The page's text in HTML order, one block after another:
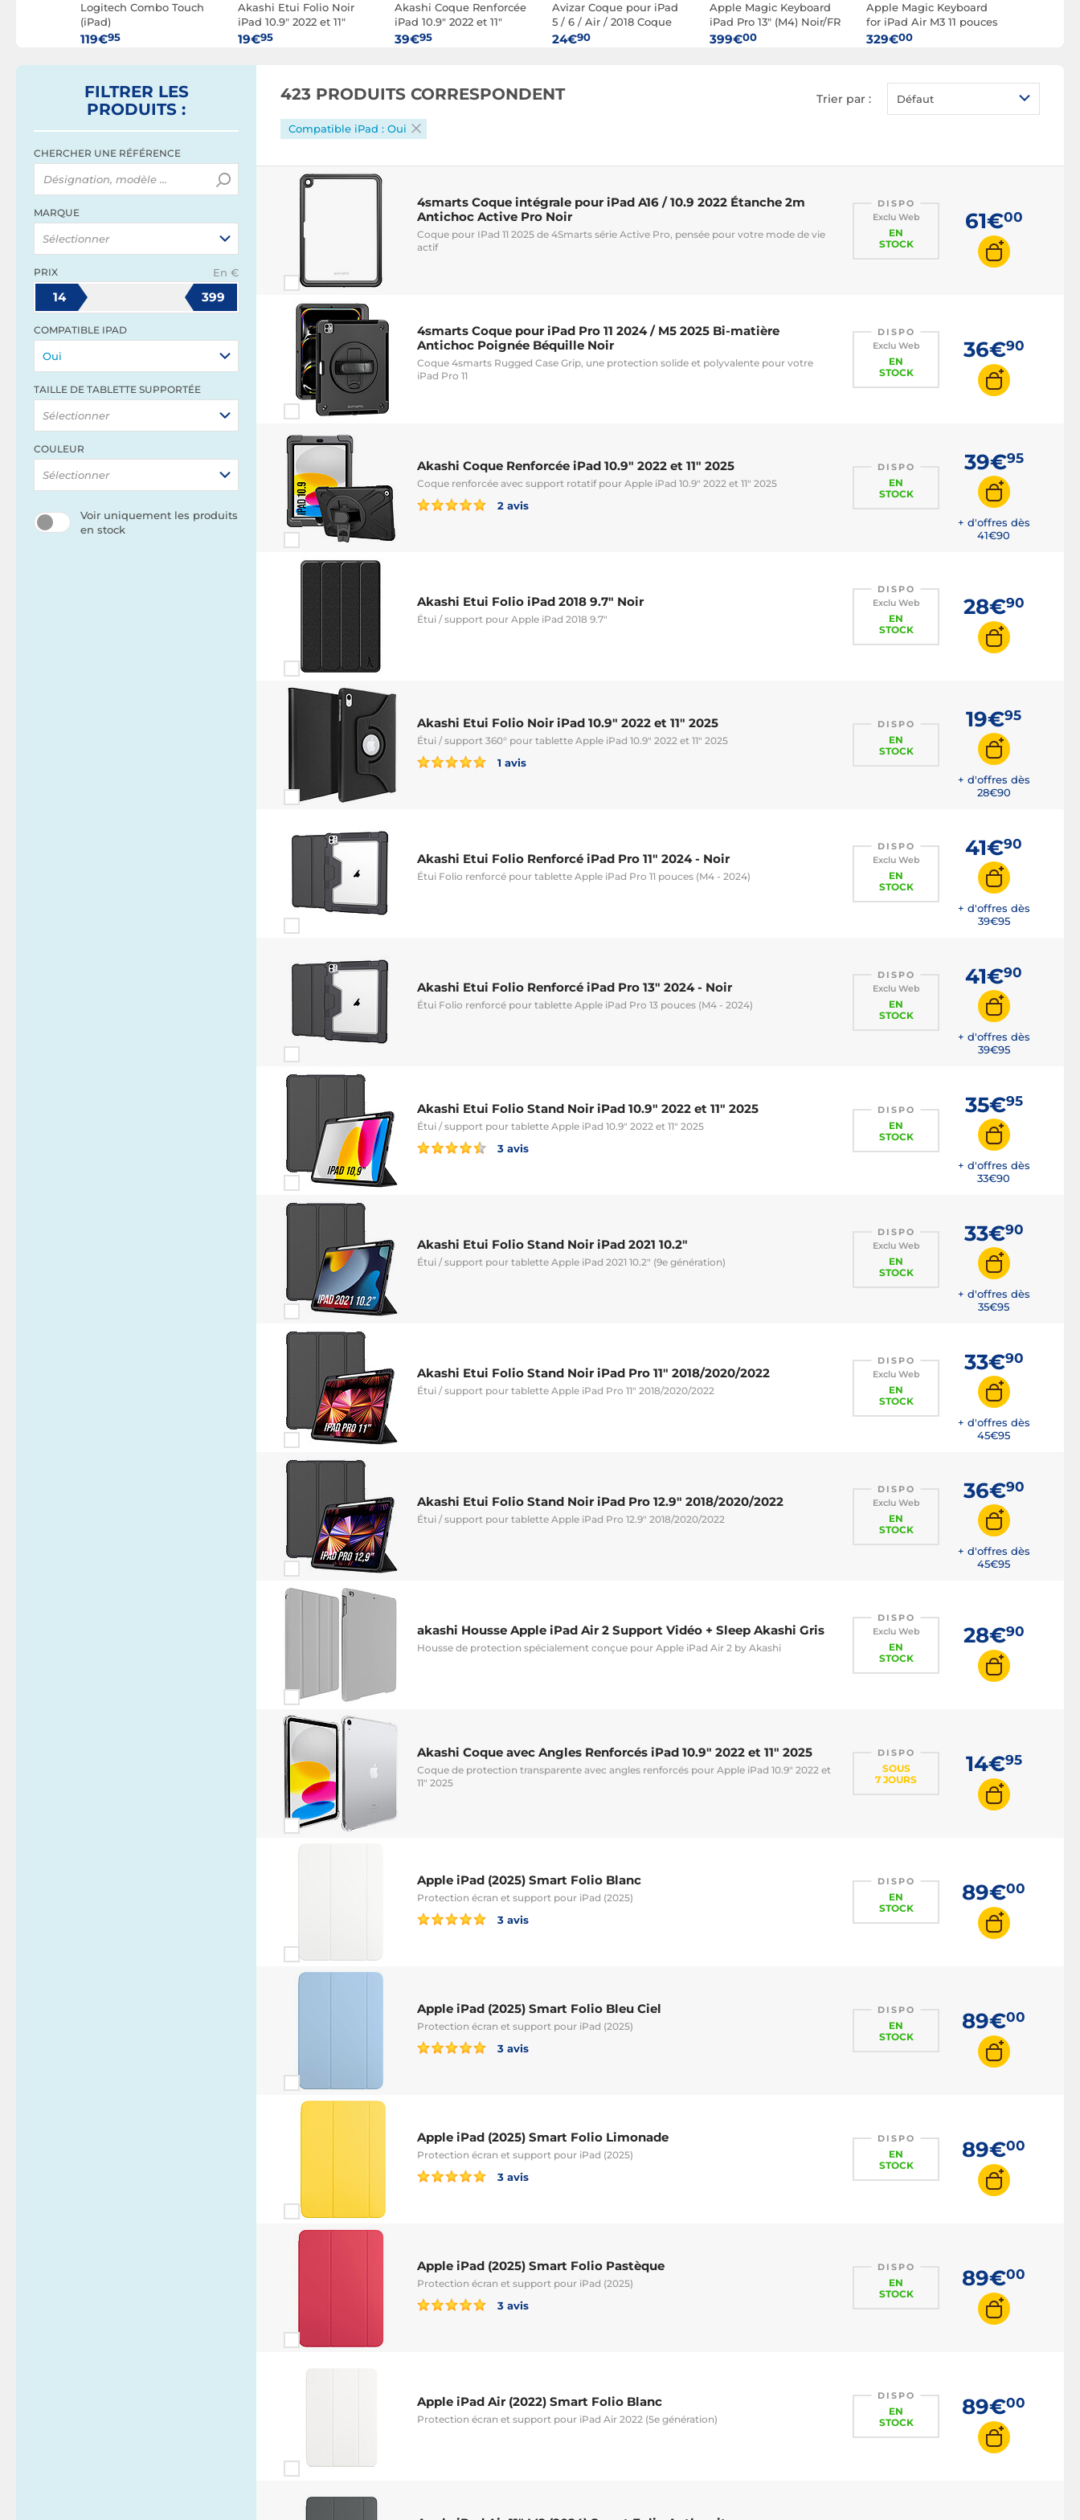
Logitech Combo Touch
(iPad)
119€95
Akashi Etui Folio Noir
iPad 10.9" 2022 et 11"
2025
19€95
Akashi Coque Renforcée
iPad 10.9" 2022 et 11"
2025
39€95
Avizar Coque pour iPad
5 / 6 / Air / 2018 Coque
pour Antichocs renforcé
24€90
Apple Magic Keyboard
iPad Pro 13" (M4) Noir/FR
(MWR53F/A)
399€00
Apple Magic Keyboard
for iPad Air M3 11 pouces
(2025) Français (Blanc)
329€00
FILTRER LES
PRODUITS :
CHERCHER UNE RÉFÉRENCE
MARQUE
Sélectionner
PRIX En €
14 399
COMPATIBLE IPAD
Oui
TAILLE DE TABLETTE SUPPORTÉE
Sélectionner
COULEUR
Sélectionner
Voir uniquement les produits
en stock
423 PRODUITS CORRESPONDENT Trier par : Défaut
Compatible iPad : Oui
4smarts Coque intégrale pour iPad A16 / 10.9 2022 Étanche 2m
Antichoc Active Pro Noir
Coque pour IPad 11 2025 de 4Smarts série Active Pro, pensée pour votre mode de vie
actif
DISPO
Exclu Web
EN
STOCK
61€00
4smarts Coque pour iPad Pro 11 2024 / M5 2025 Bi-matière
Antichoc Poignée Béquille Noir
Coque 4smarts Rugged Case Grip, une protection solide et polyvalente pour votre
iPad Pro 11
DISPO
Exclu Web
EN
STOCK
36€90
Akashi Coque Renforcée iPad 10.9" 2022 et 11" 2025
Coque renforcée avec support rotatif pour Apple iPad 10.9" 2022 et 11" 2025
2 avis
DISPO
EN
STOCK
39€95
+ d'offres dès
41€90
Akashi Etui Folio iPad 2018 9.7" Noir
Étui / support pour Apple iPad 2018 9.7"
DISPO
Exclu Web
EN
STOCK
28€90
Akashi Etui Folio Noir iPad 10.9" 2022 et 11" 2025
Étui / support 360° pour tablette Apple iPad 10.9" 2022 et 11" 2025
1 avis
DISPO
EN
STOCK
19€95
+ d'offres dès
28€90
Akashi Etui Folio Renforcé iPad Pro 11" 2024 - Noir
Étui Folio renforcé pour tablette Apple iPad Pro 11 pouces (M4 - 2024)
DISPO
Exclu Web
EN
STOCK
41€90
+ d'offres dès
39€95
Akashi Etui Folio Renforcé iPad Pro 13" 2024 - Noir
Étui Folio renforcé pour tablette Apple iPad Pro 13 pouces (M4 - 2024)
DISPO
Exclu Web
EN
STOCK
41€90
+ d'offres dès
39€95
Akashi Etui Folio Stand Noir iPad 10.9" 2022 et 11" 2025
Étui / support pour tablette Apple iPad 10.9" 2022 et 11" 2025
3 avis
DISPO
EN
STOCK
35€95
+ d'offres dès
33€90
Akashi Etui Folio Stand Noir iPad 2021 10.2"
Étui / support pour tablette Apple iPad 2021 10.2" (9e génération)
DISPO
Exclu Web
EN
STOCK
33€90
+ d'offres dès
35€95
Akashi Etui Folio Stand Noir iPad Pro 11" 2018/2020/2022
Étui / support pour tablette Apple iPad Pro 11" 2018/2020/2022
DISPO
Exclu Web
EN
STOCK
33€90
+ d'offres dès
45€95
Akashi Etui Folio Stand Noir iPad Pro 12.9" 2018/2020/2022
Étui / support pour tablette Apple iPad Pro 12.9" 2018/2020/2022
DISPO
Exclu Web
EN
STOCK
36€90
+ d'offres dès
45€95
akashi Housse Apple iPad Air 2 Support Vidéo + Sleep Akashi Gris
Housse de protection spécialement conçue pour Apple iPad Air 2 by Akashi
DISPO
Exclu Web
EN
STOCK
28€90
Akashi Coque avec Angles Renforcés iPad 10.9" 2022 et 11" 2025
Coque de protection transparente avec angles renforcés pour Apple iPad 10.9" 2022 et
11" 2025
DISPO
SOUS
7 JOURS
14€95
Apple iPad (2025) Smart Folio Blanc
Protection écran et support pour iPad (2025)
3 avis
DISPO
EN
STOCK
89€00
Apple iPad (2025) Smart Folio Bleu Ciel
Protection écran et support pour iPad (2025)
3 avis
DISPO
EN
STOCK
89€00
Apple iPad (2025) Smart Folio Limonade
Protection écran et support pour iPad (2025)
3 avis
DISPO
EN
STOCK
89€00
Apple iPad (2025) Smart Folio Pastèque
Protection écran et support pour iPad (2025)
3 avis
DISPO
EN
STOCK
89€00
Apple iPad Air (2022) Smart Folio Blanc
Protection écran et support pour iPad Air 2022 (5e génération)
DISPO
EN
STOCK
89€00